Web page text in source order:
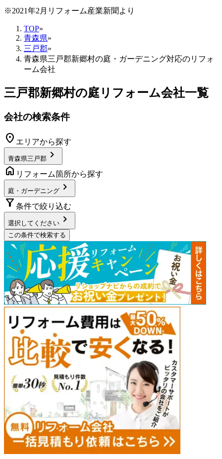
※2021年2月リフォーム産業新聞より
TOP»
青森県»
三戸郡»
青森県三戸郡新郷村の庭・ガーデニング対応のリフォ
ーム会社
三戸郡新郷村の庭リフォーム会社一覧
会社の検索条件
location_on エリアから探す
青森県三戸郡 chevron_right
home リフォーム箇所から探す
庭・ガーデニング chevron_right
filter_alt 条件で絞り込む
選択してください chevron_right
この条件で検索する